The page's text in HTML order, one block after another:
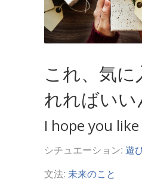
これ、気に
れればいい
I hope you
シチュエーション: 遊
文法: 未来のこと